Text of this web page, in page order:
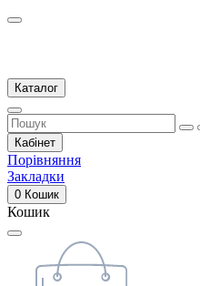
Каталог
Кабінет
Порівняння
Закладки
0 Кошик
Кошик